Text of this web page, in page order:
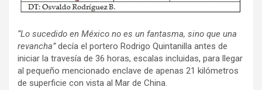
“Lo sucedido en México no es un fantasma, sino que una
revancha”decía el portero Rodrigo Quintanilla antes de
iniciar la travesía de 36 horas, escalas incluidas, para llegar
al pequeño mencionado enclave de apenas 21 kilómetros
de superficie con vista al Mar de China.